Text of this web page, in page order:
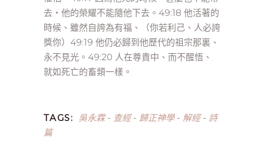
去‧他的榮耀不能隨他下去。49:18 他活著的
時候、雖然自誇為有福、（你若利己、人必誇
獎你）49:19 他仍必歸到他歷代的祖宗那裏、
永不見光。49:20 人在尊貴中、而不醒悟、
就如死亡的畜類一樣。
TAGS: 吳永霖- 查經- 歸正神學- 解經- 詩
篇